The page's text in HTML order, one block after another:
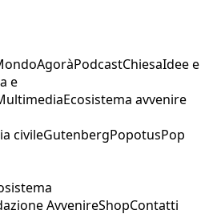
AgoràPodcastChiesaIdee e
e
Ecosistema avvenire
civileGutenbergPopotusPop
AvvenireShopContatti